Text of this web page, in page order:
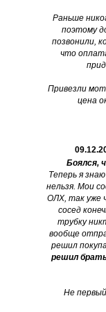
Боялся,
Теперь я
нельзя. Мои
ОЛХ, так уже
сосед
трубку
вообще
решил
решил
Не
Раньше
поэтому
позвонили,
что
Привезли
цена